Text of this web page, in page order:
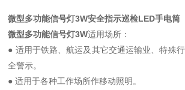
微型多功能信号灯3W安全指示巡检LED手电筒
微型多功能信号灯3W适用场所：
● 适用于铁路、航运及其它交通运输业、特殊
全警示。
● 适用于各种工作场所作移动照明。